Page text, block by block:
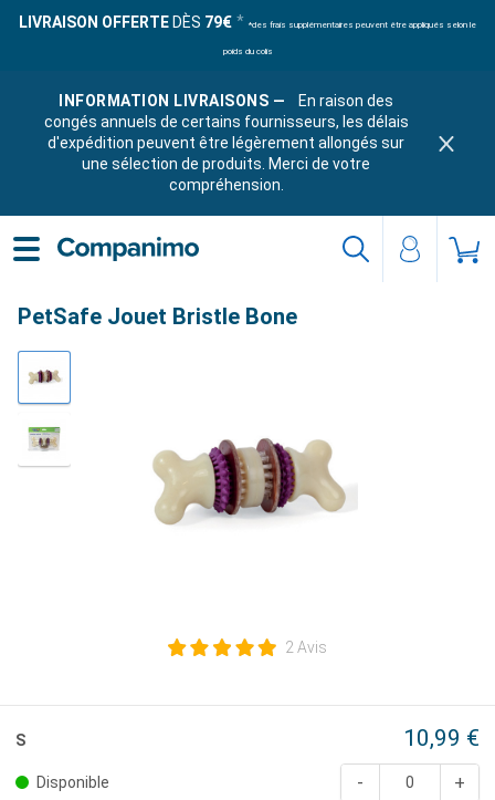
LIVRAISON OFFERTE DÈS 79€ *des frais supplémentaires peuvent être appliqués selon le
poids du colis
INFORMATION LIVRAISONS —
En raison des
congés annuels de certains fournisseurs, les délais
d'expédition peuvent être légèrement allongés sur
une sélection de produits. Merci de votre
compréhension.
PetSafe Jouet Bristle Bone
2 Avis
S 10,99 €
Disponible